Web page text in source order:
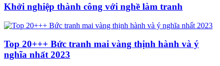
Khởi nghiệp thành công với nghề làm tranh
Top 20+++ Bức tranh mai vàng thịnh hành và ý
nghĩa nhất 2023